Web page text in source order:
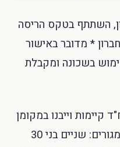
השתתף בטקס הריסה
חברון * מדובר באישור
בשכונה ומקבלת
הפרויקט ייהרסו 73 יח"ד קיימות וייבנו במקומן
320 יח"ד חדשות ב-4 מבנים למגורים: שניים בני 30